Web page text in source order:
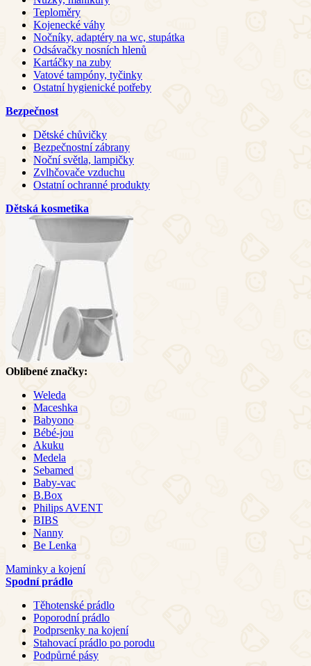
Teploměry
Kojenecké váhy
Nočníky, adaptéry na wc, stupátka
Odsávačky nosních hlenů
Kartáčky na zuby
Vatové tampóny, tyčinky
Ostatní hygienické potřeby
Bezpečnost
Dětské chůvičky
Bezpečnostní zábrany
Noční světla, lampičky
Zvlhčovače vzduchu
Ostatní ochranné produkty
Dětská kosmetika
Oblíbené značky:
Weleda
Maceshka
Babyono
Bébé-jou
Akuku
Medela
Sebamed
Baby-vac
B.Box
Philips AVENT
BIBS
Nanny
Be Lenka
Maminky a kojení
Spodní prádlo
Těhotenské prádlo
Poporodní prádlo
Podprsenky na kojení
Stahovací prádlo po porodu
Podpůrné pásy